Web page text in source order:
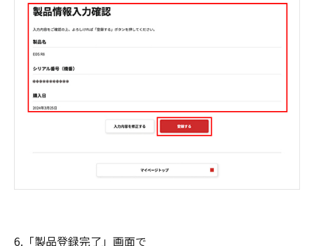
6.「製品登録完了」画面で